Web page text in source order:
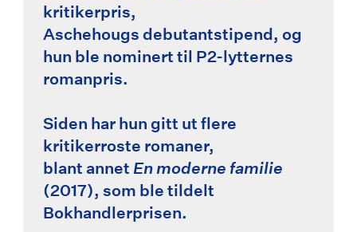
kritikerpris,
Aschehougs debutantstipend, og
hun ble nominert til P2-lytternes
romanpris.
Siden har hun gitt ut flere
kritikerroste romaner,
blant annet En moderne familie
(2017), som ble tildelt
Bokhandlerprisen.